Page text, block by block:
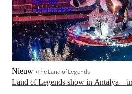
Combitickets
Land of Legends-show in Antalya –
Nieuw The Land of Legends